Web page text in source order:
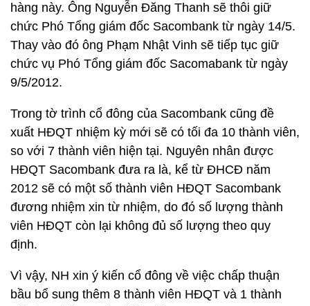
hàng này. Ông Nguyễn Đăng Thanh sẽ thôi giữ
chức Phó Tổng giám đốc Sacombank từ ngày 14/5.
Thay vào đó ông Phạm Nhật Vinh sẽ tiếp tục giữ
chức vụ Phó Tổng giám đốc Sacomabank từ ngày
9/5/2012.
Trong tờ trình cổ đông của Sacombank cũng đề
xuất HĐQT nhiệm kỳ mới sẽ có tối đa 10 thành viên,
so với 7 thành viên hiện tại. Nguyên nhân được
HĐQT Sacombank đưa ra là, kể từ ĐHCĐ năm
2012 sẽ có một số thành viên HĐQT Sacombank
đương nhiệm xin từ nhiệm, do đó số lượng thành
viên HĐQT còn lại không đủ số lượng theo quy
định.
Vì vậy, NH xin ý kiến cổ đông về việc chấp thuận
bầu bổ sung thêm 8 thành viên HĐQT và 1 thành